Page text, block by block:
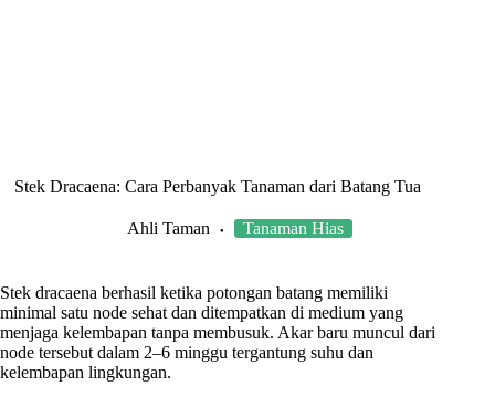
Stek Dracaena: Cara Perbanyak Tanaman dari Batang Tua
Ahli Taman Tanaman Hias
Stek dracaena berhasil ketika potongan batang memiliki
minimal satu node sehat dan ditempatkan di medium yang
menjaga kelembapan tanpa membusuk. Akar baru muncul dari
node tersebut dalam 2–6 minggu tergantung suhu dan
kelembapan lingkungan.